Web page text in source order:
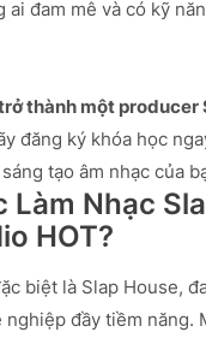
ai đam mê và có kỹ
thành một producer
đăng ký khóa học
tạo âm nhạc của
Làm Nhạc
HOT?
biệt là Slap House,
nghiệp đầy tiềm năng.